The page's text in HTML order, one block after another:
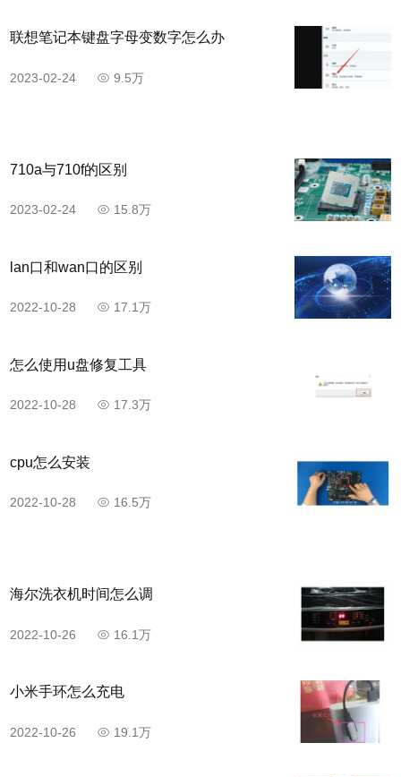
联想笔记本键盘字母变数字怎么办
2023-02-24 9.5万
710a与710f的区别
2023-02-24 15.8万
lan口和wan口的区别
2022-10-28 17.1万
怎么使用u盘修复工具
2022-10-28 17.3万
cpu怎么安装
2022-10-28 16.5万
海尔洗衣机时间怎么调
2022-10-26 16.1万
小米手环怎么充电
2022-10-26 19.1万